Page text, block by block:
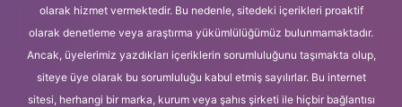
olarak hizmet vermektedir. Bu nedenle, sitedeki içerikleri proaktif
olarak denetleme veya araştırma yükümlülüğümüz bulunmamaktadır.
Ancak, üyelerimiz yazdıkları içeriklerin sorumluluğunu taşımakta olup,
siteye üye olarak bu sorumluluğu kabul etmiş sayılırlar. Bu internet
sitesi, herhangi bir marka, kurum veya şahıs şirketi ile hiçbir bağlantısı